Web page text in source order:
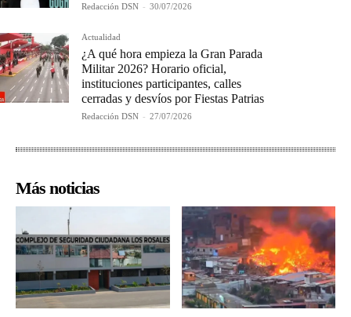
Redacción DSN - 30/07/2026
Actualidad
¿A qué hora empieza la Gran Parada
Militar 2026? Horario oficial,
instituciones participantes, calles
cerradas y desvíos por Fiestas Patrias
Redacción DSN - 27/07/2026
Más noticias